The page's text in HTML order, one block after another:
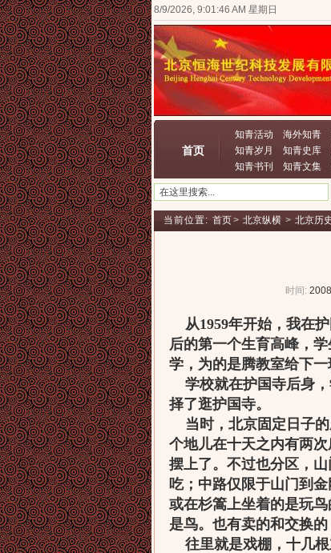
8/9/2026, 9:01:46 AM 星期日
首页
知青活动 海外知青
知青岁月
知青史库
知青书刊
知青文集
当前位置: 首页> 北京纵横 > 北京历史
时间:
从1959年开始，我在
后的第一个生育高峰，
学，为的是腾教室给下一
学校就在护国寺后身，
择了逛护国寺。
当时，北京固定日子的
个地儿在十天之内有两
摆上了。不过也分区，
吃；中路仅限于山门到
或在杉篙上坐着的是玩
是鸟。也有卖的和交换的
往里就是戏棚，十几根